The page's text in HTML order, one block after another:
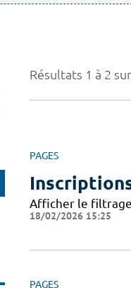
Résultats 1 à 2
PAGES
Afficher le filtrage
18/02/2026 15:25
PAGES